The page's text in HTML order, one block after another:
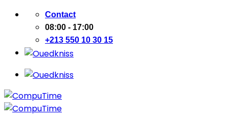
Passer
contenu
Contact
08:00 - 17:00
+213 550 10 30 15